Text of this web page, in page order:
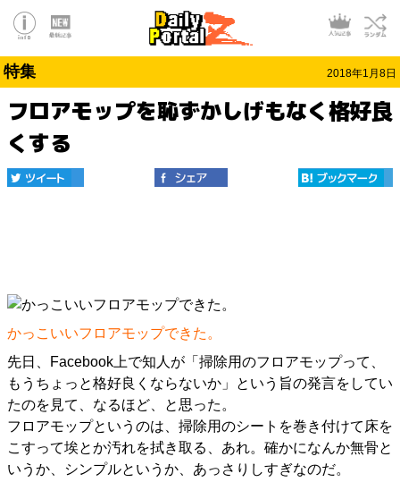
特集 2018年1月8日
フロアモップを恥ずかしげもなく格好良
くする
かっこいいフロアモップできた。
先日、Facebook上で知人が「掃除用のフロアモップって、
もうちょっと格好良くならないか」という旨の発言をしてい
たのを見て、なるほど、と思った。
フロアモップというのは、掃除用のシートを巻き付けて床を
こすって埃とか汚れを拭き取る、あれ。確かになんか無骨と
いうか、シンプルというか、あっさりしすぎなのだ。